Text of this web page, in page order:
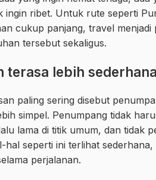
ingin ribet. Untuk rute seperti
cukup panjang, travel
tersebut sekaligus.
terasa lebih
paling sering disebut
simpel. Penumpang tidak
lama di titik umum, dan tidak
hal seperti ini terlihat
perjalanan.